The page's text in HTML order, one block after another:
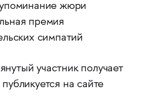
жюри
премия
симпатий
участник получает
на сайте